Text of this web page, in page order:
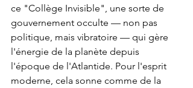
ce "Collège Invisible", une sorte de
gouvernement occulte — non pas
politique, mais vibratoire — qui gère
l'énergie de la planète depuis
l'époque de l'Atlantide. Pour l'esprit
moderne, cela sonne comme de la